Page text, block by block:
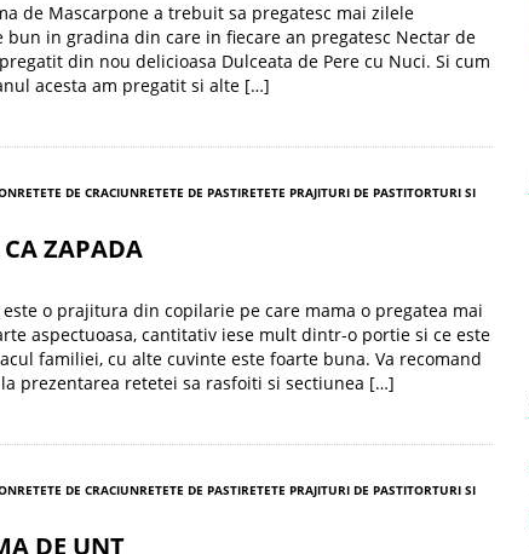
de Mascarpone a trebuit sa pregatesc mai zilele
in gradina din care in fiecare an pregatesc Nectar de
din nou delicioasa Dulceata de Pere cu Nuci. Si cum
acesta am pregatit si alte […]
RETETE DE CRACIUNRETETE DE PASTIRETETE PRAJITURI DE PASTITORTURI SI
ZAPADA
o prajitura din copilarie pe care mama o pregatea mai
aspectuoasa, cantitativ iese mult dintr-o portie si ce este
familiei, cu alte cuvinte este foarte buna. Va recomand
prezentarea retetei sa rasfoiti si sectiunea […]
RETETE DE CRACIUNRETETE DE PASTIRETETE PRAJITURI DE PASTITORTURI SI
DE UNT